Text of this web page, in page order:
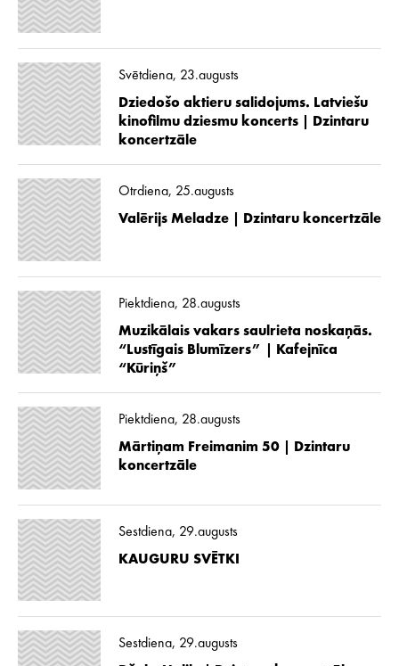
Svētdiena, 23.augusts
Dziedošo aktieru salidojums. Latviešu
kinofilmu dziesmu koncerts | Dzintaru
koncertzāle
Otrdiena, 25.augusts
Valērijs Meladze | Dzintaru koncertzāle
Piektdiena, 28.augusts
Muzikālais vakars saulrieta noskaņās.
“Lustīgais Blumīzers” | Kafejnīca
“Kūriņš”
Piektdiena, 28.augusts
Mārtiņam Freimanim 50 | Dzintaru
koncertzāle
Sestdiena, 29.augusts
KAUGURU SVĒTKI
Sestdiena, 29.augusts